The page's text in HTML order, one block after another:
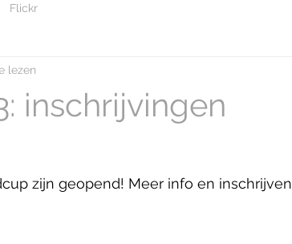
Flickr
inschrijvingen
lezen
zijn geopend! Meer info en inschrijven